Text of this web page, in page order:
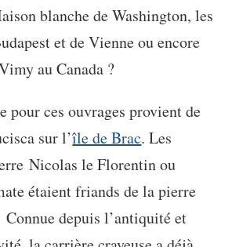
blanche de Washington, les
et de Vienne ou encore
au Canada ?
pour ces ouvrages provient de
sur l’île de Brac. Les
Nicolas le Florentin ou
étaient friands de la pierre
Connue depuis l’antiquité et